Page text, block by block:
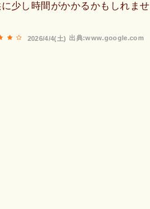
少し時間がかかるかもしれませ
出典:www.google.com
2026/4/4(土)